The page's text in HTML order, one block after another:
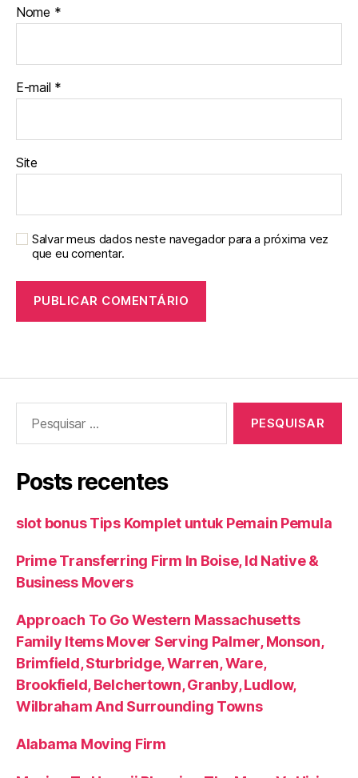
Nome *
E-mail *
Site
Salvar meus dados neste navegador para a próxima vez
que eu comentar.
por:
Posts recentes
slot bonus Tips Komplet untuk Pemain Pemula
Prime Transferring Firm In Boise, Id Native &
Business Movers
Approach To Go Western Massachusetts
Family Items Mover Serving Palmer, Monson,
Brimfield, Sturbridge, Warren, Ware,
Brookfield, Belchertown, Granby, Ludlow,
Wilbraham And Surrounding Towns
Alabama Moving Firm